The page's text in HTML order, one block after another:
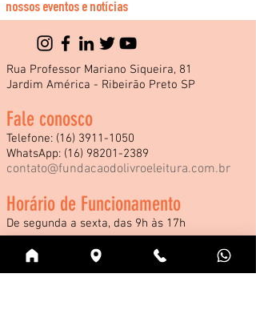
nossos eventos e notícias
Rua Professor Mariano Siqueira, 81
Jardim América - Ribeirão Preto SP
Fale conosco
Telefone: (16) 3911-1050
WhatsApp: (16) 98201-2389
contato@fundacaodolivroeleitura.com.br
Horário de Funcionamento
De segunda a sexta, das 9h às 17h
*Consulte nossos horários especiais de